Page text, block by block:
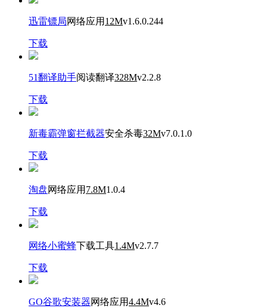
迅雷镖局网络应用 12Mv1.6.0.244
下载
51翻译助手阅读翻译328Mv2.2.8
下载
新毒霸弹窗拦截器安全杀毒32Mv7.0.1.0
下载
淘盘网络应用 7.8M1.0.4
下载
网络小蜜蜂下载工具1.4Mv2.7.7
下载
GO谷歌安装器网络应用4.4Mv4.6